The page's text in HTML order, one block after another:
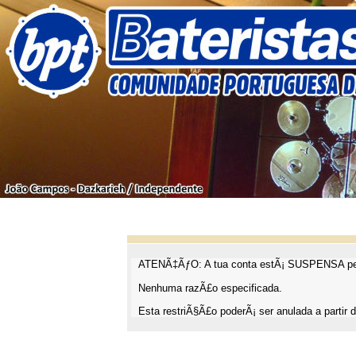
ATENÃ‡ÃƒO: A tua conta estÃ¡ SUSPENSA
Nenhuma razÃ£o especificada.
Esta restriÃ§Ã£o poderÃ¡ ser anulada a partir